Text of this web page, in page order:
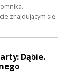
znajdującym się
Dąbie.